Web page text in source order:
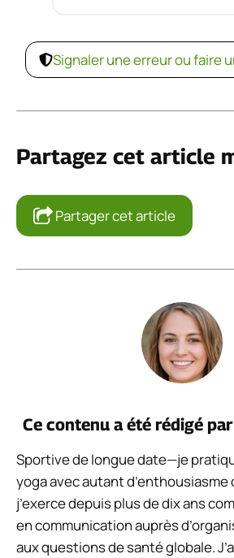
Signaler une erreur ou faire
Partagez cet article
Partager cet article
Ce contenu a été rédigé par
Sportive de longue date—je
yoga avec autant
j’exerce depuis plus de dix ans
en communication auprès
aux questions de santé globale.